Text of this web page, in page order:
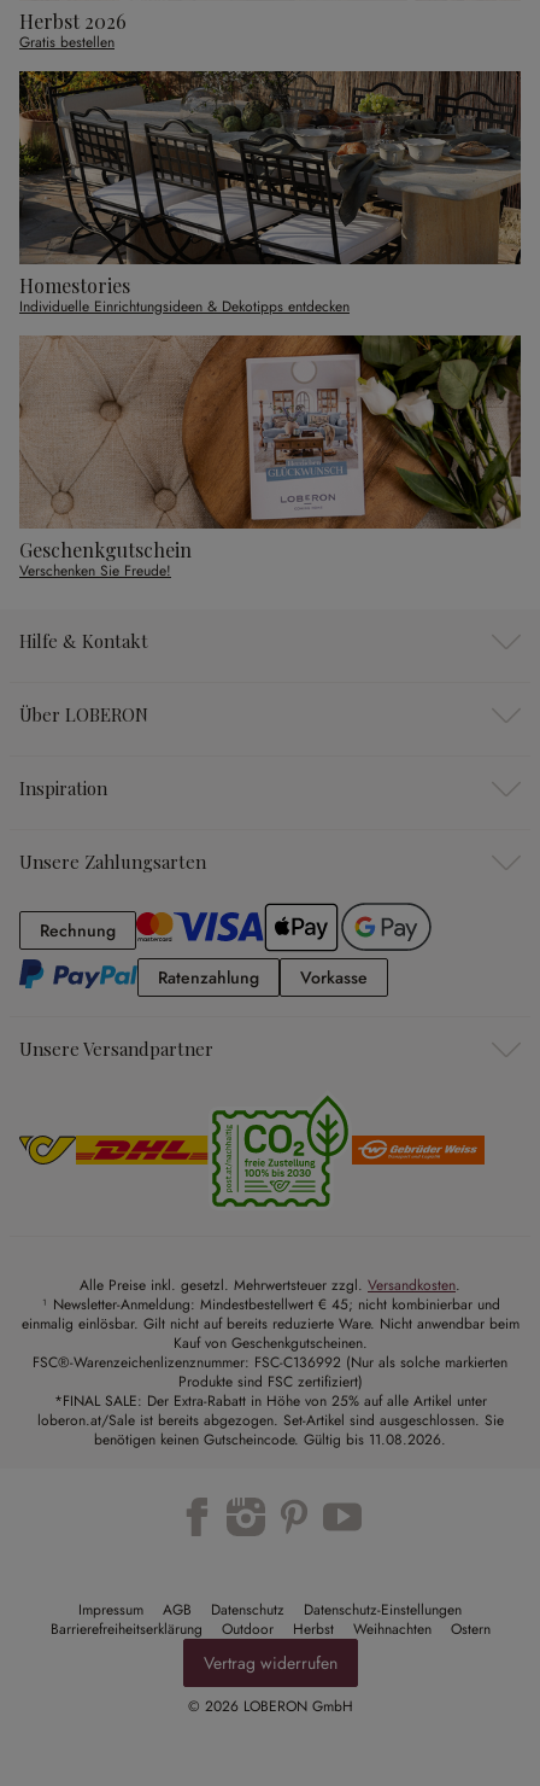
Herbst 2026
Gratis bestellen
Homestories
Individuelle Einrichtungsideen & Dekotipps entdecken
Geschenkgutschein
Verschenken Sie Freude!
Hilfe & Kontakt
Über LOBERON
Inspiration
Unsere Zahlungsarten
RechnungRechnung
RatenzahlungRatenzahlung
Vorkasse
Unsere Versandpartner
Alle Preise inkl. gesetzl. Mehrwertsteuer zzgl. Versandkosten.
¹ Newsletter-Anmeldung: Mindestbestellwert € 45; nicht kombinierbar und
einmalig einlösbar. Gilt nicht auf bereits reduzierte Ware. Nicht anwendbar beim
Kauf von Geschenkgutscheinen.
FSC®-Warenzeichenlizenznummer: FSC-C136992 (Nur als solche markierten
Produkte sind FSC zertifiziert)
*FINAL SALE: Der Extra-Rabatt in Höhe von 25% auf alle Artikel unter
loberon.at/Sale ist bereits abgezogen. Set-Artikel sind ausgeschlossen. Sie
benötigen keinen Gutscheincode. Gültig bis 11.08.2026.
Impressum AGB Datenschutz
Datenschutz-Einstellungen
Barrierefreiheitserklärung
Outdoor Herbst Weihnachten Ostern
Vertrag widerrufen
© 2026 LOBERON GmbH